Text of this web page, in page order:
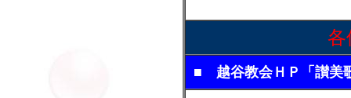
各
■ 越谷教会ＨＰ「讃美